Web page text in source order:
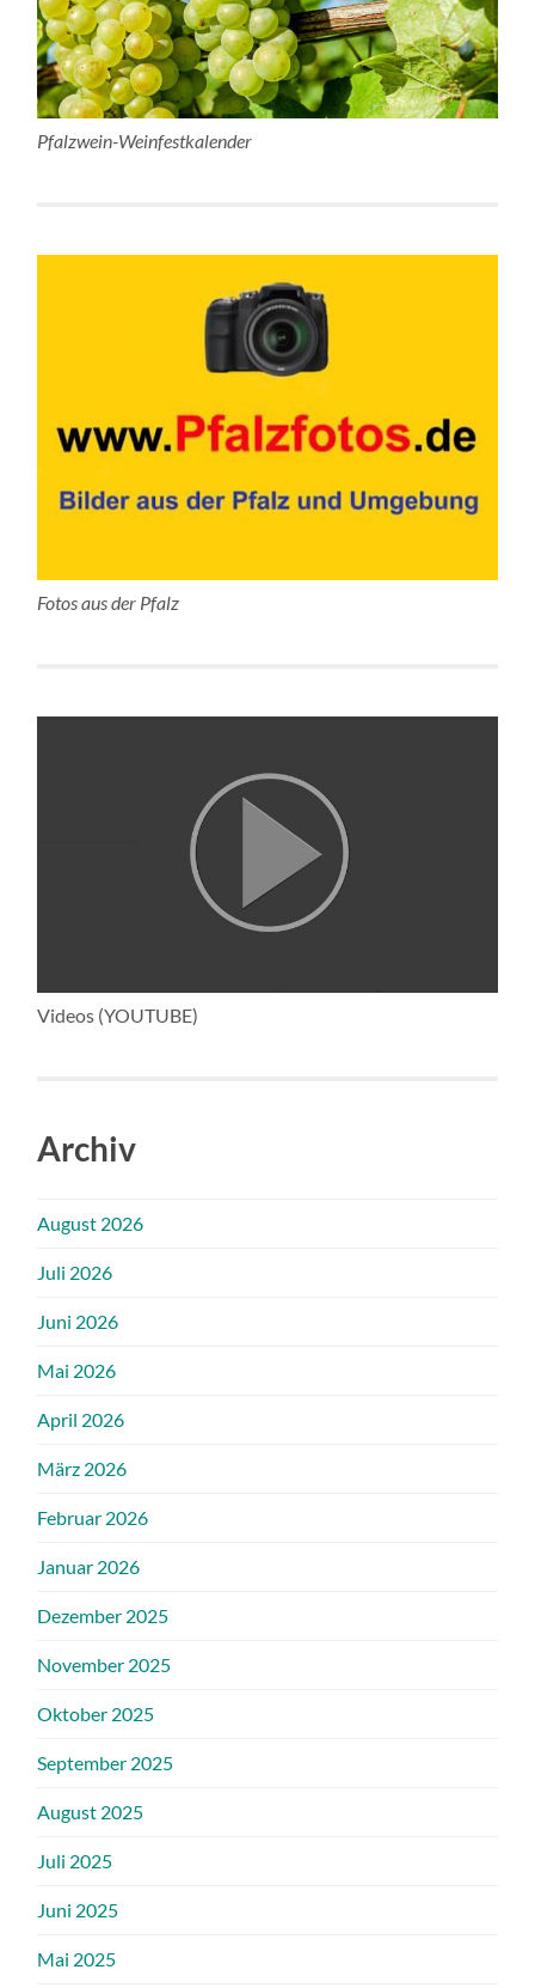
Pfalzwein-Weinfestkalender
Fotos aus der Pfalz
Videos (YOUTUBE)
Archiv
August 2026
Juli 2026
Juni 2026
Mai 2026
April 2026
März 2026
Februar 2026
Januar 2026
Dezember 2025
November 2025
Oktober 2025
September 2025
August 2025
Juli 2025
Juni 2025
Mai 2025